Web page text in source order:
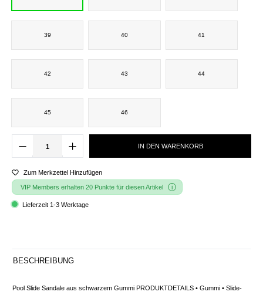
39 40 41
42 43 44
45 46
IN DEN WARENKORB
Zum Merkzettel Hinzufügen
VIP Members erhalten 20 Punkte für diesen Artikel
Lieferzeit 1-3 Werktage
BESCHREIBUNG
Pool Slide Sandale aus schwarzem Gummi PRODUKTDETAILS • Gummi • Slide-